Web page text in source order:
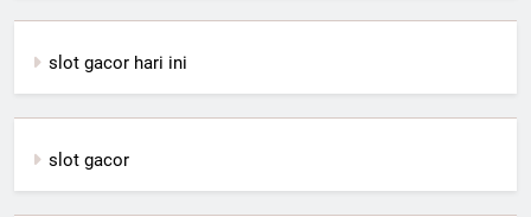
slot gacor hari ini
slot gacor